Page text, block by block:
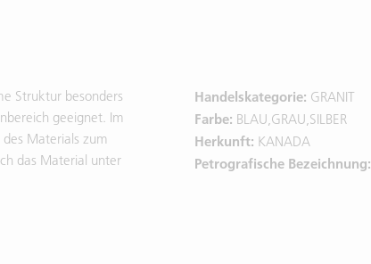
Struktur besonders
geeignet. Im
Materials zum
das Material unter
Handelskategorie: GRANIT
Farbe: BLAU,GRAU,SILBER
Herkunft: KANADA
Petrografische Bezeichnung: